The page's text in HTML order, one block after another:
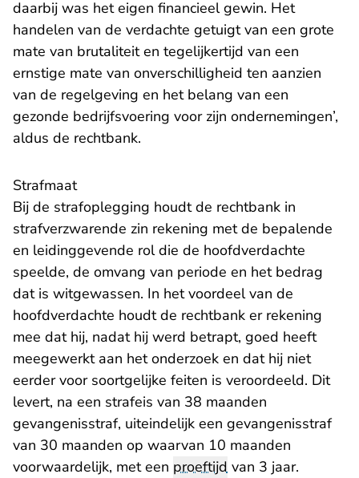
daarbij was het eigen financieel gewin. Het
handelen van de verdachte getuigt van een grote
mate van brutaliteit en tegelijkertijd van een
ernstige mate van onverschilligheid ten aanzien
van de regelgeving en het belang van een
gezonde bedrijfsvoering voor zijn ondernemingen’,
aldus de rechtbank.
Strafmaat
Bij de strafoplegging houdt de rechtbank in
strafverzwarende zin rekening met de bepalende
en leidinggevende rol die de hoofdverdachte
speelde, de omvang van periode en het bedrag
dat is witgewassen. In het voordeel van de
hoofdverdachte houdt de rechtbank er rekening
mee dat hij, nadat hij werd betrapt, goed heeft
meegewerkt aan het onderzoek en dat hij niet
eerder voor soortgelijke feiten is veroordeeld. Dit
levert, na een strafeis van 38 maanden
gevangenisstraf, uiteindelijk een gevangenisstraf
van 30 maanden op waarvan 10 maanden
voorwaardelijk, met een proeftijd van 3 jaar.